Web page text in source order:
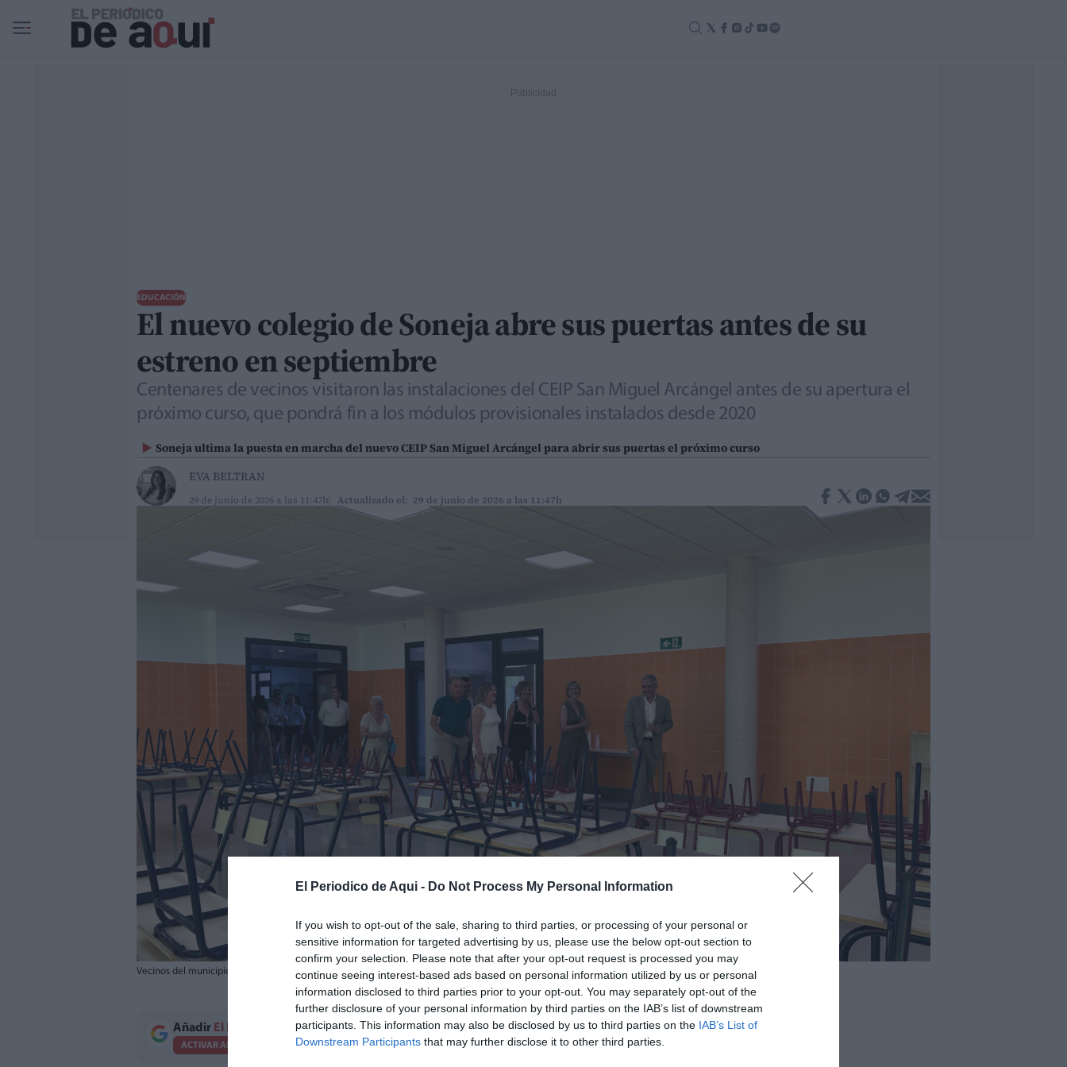
El Periodico de Aqui - Do Not Process My Personal Information
If you wish to opt-out of the sale, sharing to third parties, or processing of your personal or
sensitive information for targeted advertising by us, please use the below opt-out section to
confirm your selection. Please note that after your opt-out request is processed you may
continue seeing interest-based ads based on personal information utilized by us or personal
information disclosed to third parties prior to your opt-out. You may separately opt-out of the
further disclosure of your personal information by third parties on the IAB’s list of downstream
participants. This information may also be disclosed by us to third parties on the IAB’s List of
Downstream Participants that may further disclose it to other third parties.
Ir al contenido principal
EDUCACIÓN
El nuevo colegio de Soneja abre sus puertas antes de su
estreno en septiembre
Centenares de vecinos visitaron las instalaciones del CEIP San Miguel Arcángel antes de su apertura el
próximo curso, que pondrá fin a los módulos provisionales instalados desde 2020
Soneja ultima la puesta en marcha del nuevo CEIP San Miguel Arcángel para abrir sus puertas el próximo curso
EVA BELTRAN
29 de junio de 2026 a las 11:47h Actualizado el: 29 de junio de 2026 a las 11:47h
Vecinos del municipio durante la visita a las nuevas instalaciones del CEIP San Miguel Arcángel. / EPDA
Añadir El Periodico de Aquícomo fuente preferida de Google de forma gratuita.
ACTIVAR AHORA